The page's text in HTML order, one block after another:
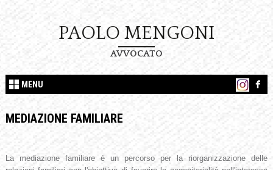
PAOLO MENGONI
AVVOCATO
MENU
MEDIAZIONE FAMILIARE
La mediazione familiare è un percorso per la riorganizzazione delle